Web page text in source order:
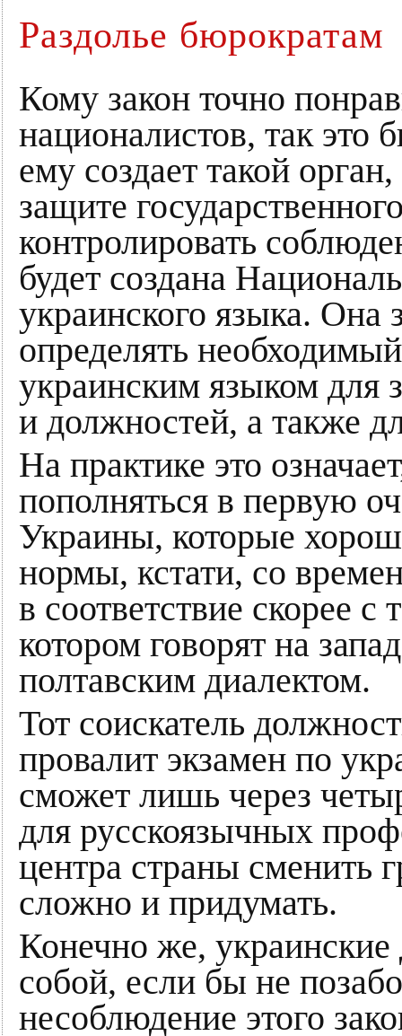
Раздолье бюрократам
Кому закон точно
националистов, так это
ему создает такой
защите
контролировать
будет создана
украинского языка. Она
определять
украинским языком для
и должностей, а также
На практике это
пополняться в первую
Украины, которые
нормы, кстати, со
в соответствие скорее
котором говорят на
полтавским диалектом.
Тот соискатель
провалит экзамен по
сможет лишь через
для русскоязычных
центра страны сменить
сложно и придумать.
Конечно же,
собой, если бы не
несоблюдение этого